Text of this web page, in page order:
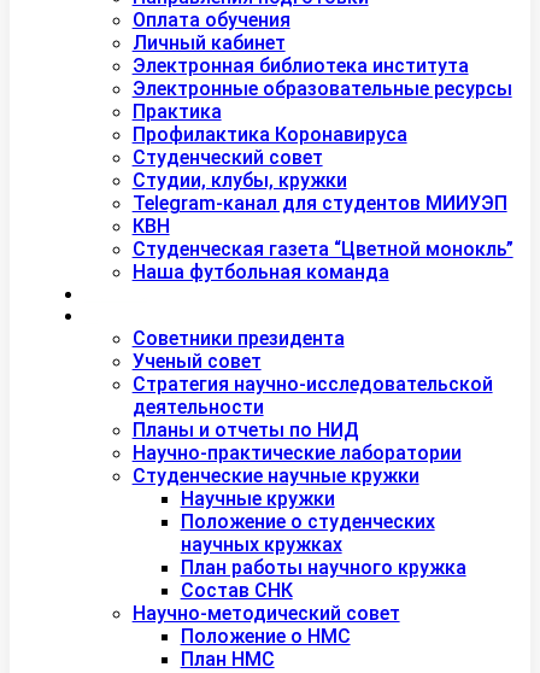
Оплата обучения
Личный кабинет
Электронная библиотека института
Электронные образовательные ресурсы
Практика
Профилактика Коронавируса
Студенческий совет
Студии, клубы, кружки
Telegram-канал для студентов МИИУЭП
КВН
Студенческая газета “Цветной монокль”
Наша футбольная команда
Советники президента
Ученый совет
Стратегия научно-исследовательской
деятельности
Планы и отчеты по НИД
Научно-практические лаборатории
Студенческие научные кружки
Научные кружки
Положение о студенческих
научных кружках
План работы научного кружка
Состав СНК
Научно-методический совет
Положение о НМС
План НМС